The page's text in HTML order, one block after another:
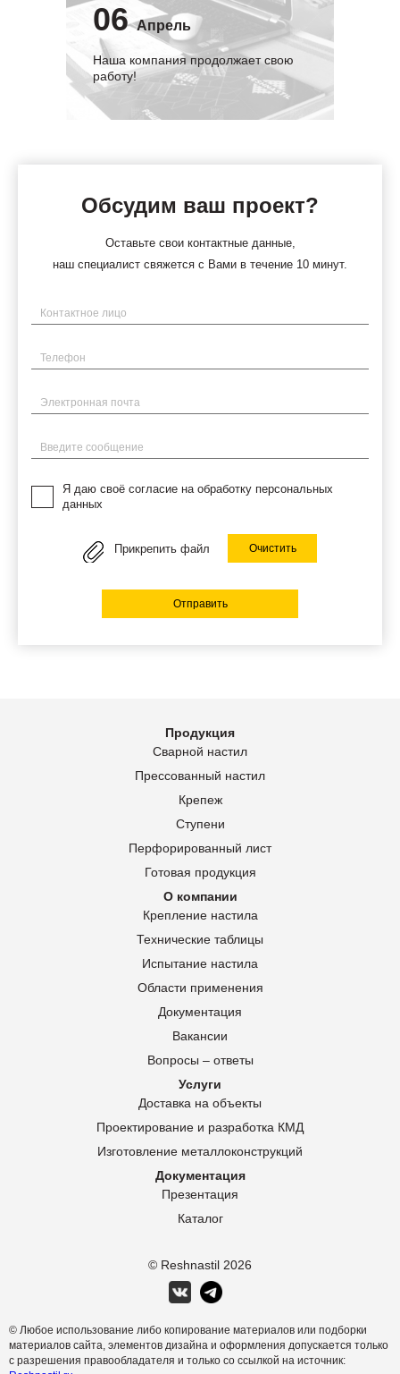
06 Апрель
Наша компания продолжает свою
работу!
Обсудим ваш проект?
Оставьте свои контактные данные,
наш специалист свяжется с Вами в течение 10 минут.
Имя
Телефон
Электронная почта
Введите сообщение
Я даю своё согласие на обработку персональных
данных
Прикрепить файл Очистить
Отправить
© Reshnastil 2026
Продукция
Сварной настил
Прессованный настил
Крепеж
Ступени
Перфорированный лист
Готовая продукция
О компании
Крепление настила
Технические таблицы
Испытание настила
Области применения
Документация
Вакансии
Вопросы – ответы
Услуги
Доставка на объекты
Проектирование и разработка КМД
Изготовление металлоконструкций
Документация
Презентация
Каталог
© Любое использование либо копирование материалов или подборки
материалов сайта, элементов дизайна и оформления допускается только
с разрешения правообладателя и только со ссылкой на источник: